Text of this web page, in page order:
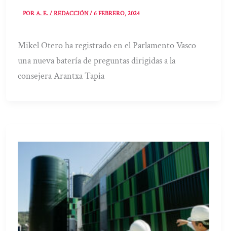
PORA. E. / REDACCIÓN/6 FEBRERO, 2024
Mikel Otero ha registrado en el Parlamento Vasco
una nueva batería de preguntas dirigidas a la
consejera Arantxa Tapia